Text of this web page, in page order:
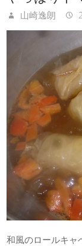
山崎逸朗
和風のロールキャ